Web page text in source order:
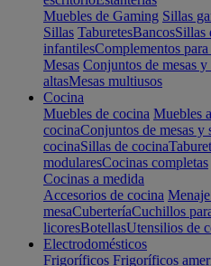
Muebles de Gaming Sillas
Sillas TaburetesBancosSillas
infantilesComplementos
Mesas Conjuntos de mesas y
altasMesas multiusos
Cocina
Muebles de cocina Muebles
cocinaConjuntos de mesas y
cocinaSillas de cocina
modularesCocinas completas
Cocinas a medida
Accesorios de cocina Menaje
mesaCuberteríaCuchillos
licoresBotellasUtensilios de
Electrodomésticos
Frigoríficos Frigoríficos